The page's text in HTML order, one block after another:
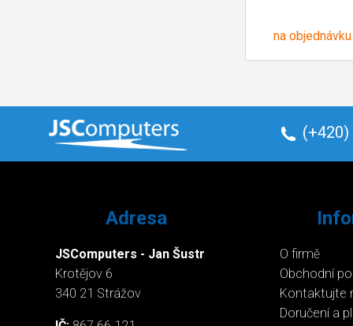
na objednávku
(+420)
Adresa
JSComputers - Jan Šustr
Krotějov 6
340 21 Strážov
O firmě
Obchodní
Kontaktujte
Doručení a